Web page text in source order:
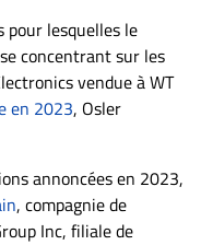
lesquelles le
concentrant sur les
vendue à WT
en 2023, Osler
annoncées en 2023,
, compagnie de
Inc, filiale de